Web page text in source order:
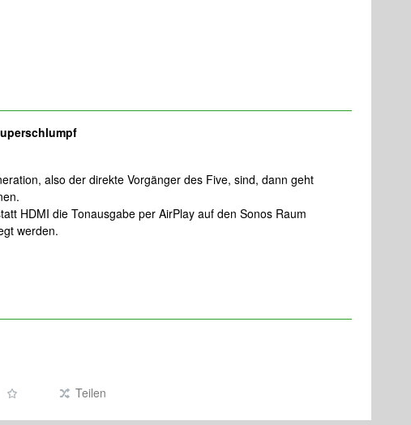
also der direkte Vorgänger des Five, sind, dann geht
HDMI die Tonausgabe per AirPlay auf den Sonos Raum
werden.
Teilen